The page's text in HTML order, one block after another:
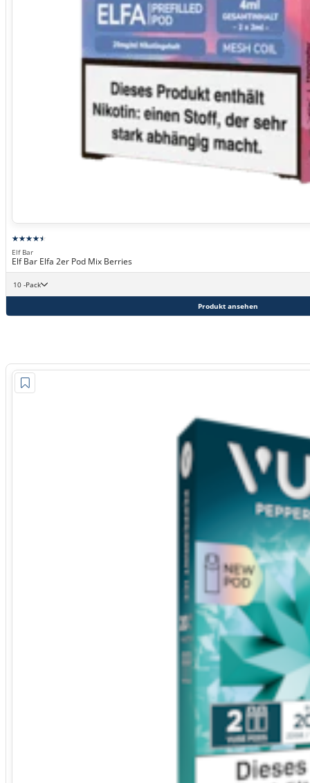
Elf Bar
Elf Bar Elfa 2er Pod Mix Berries
10 -Pack
Produkt ansehen